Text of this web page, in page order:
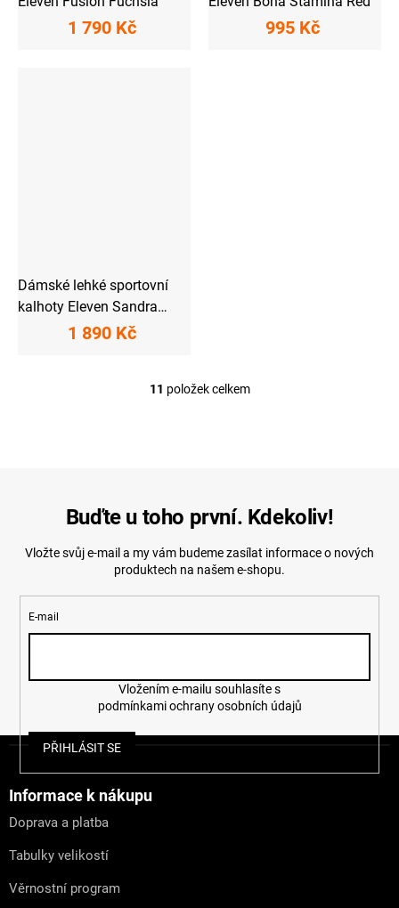
1 790 Kč 995 Kč
Dámské lehké sportovní
kalhoty Eleven Sandra
1 890 Kč
O
p
v
k
p
u
11 položek celkem
Buďte u toho první. Kdekoliv!
Vložte svůj e-mail a my vám budeme zasílat informace o nových
produktech na našem e-shopu.
E-mail
podmínkami ochrany osobních údajů
PŘIHLÁSIT SE
Informace k nákupu
Doprava a platba
Tabulky velikostí
Věrnostní program